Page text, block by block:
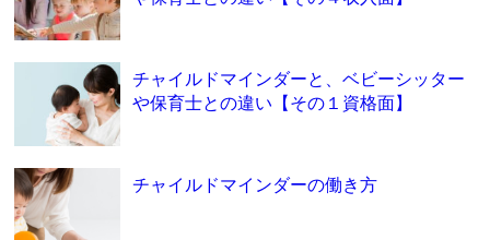
チャイルドマインダーと、ベビーシッター
や保育士との違い【その１資格面】
チャイルドマインダーの働き方